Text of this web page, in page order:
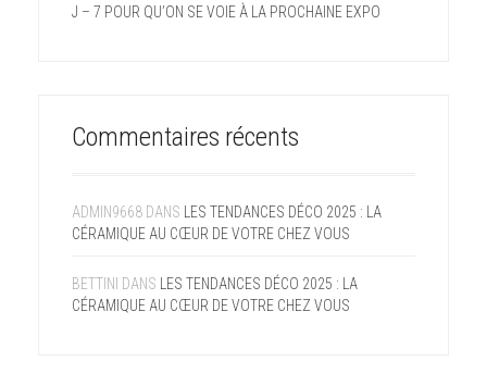
J – 7 POUR QU’ON SE VOIE À LA PROCHAINE EXPO
Commentaires récents
ADMIN9668 DANS
LES TENDANCES DÉCO 2025 : LA
CÉRAMIQUE AU CŒUR DE VOTRE CHEZ VOUS
BETTINI DANS
LES TENDANCES DÉCO 2025 : LA
CÉRAMIQUE AU CŒUR DE VOTRE CHEZ VOUS